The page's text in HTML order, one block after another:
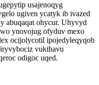
usajenoqyg
ugiven ycatyk ib ivazed
abuqaqat ohycur. Uhyvyd
ynovojug ofyduv mexo
ocijolycotil ipojedyleqyqob
vukihavu
odigoc uqed.